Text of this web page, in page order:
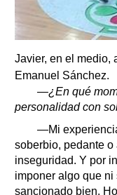
Javier, en el medio,
Emanuel Sánchez.
—¿En qué
personalidad con
—Mi
soberbio, pedante
inseguridad. Y por
imponer algo que
sancionado bien.